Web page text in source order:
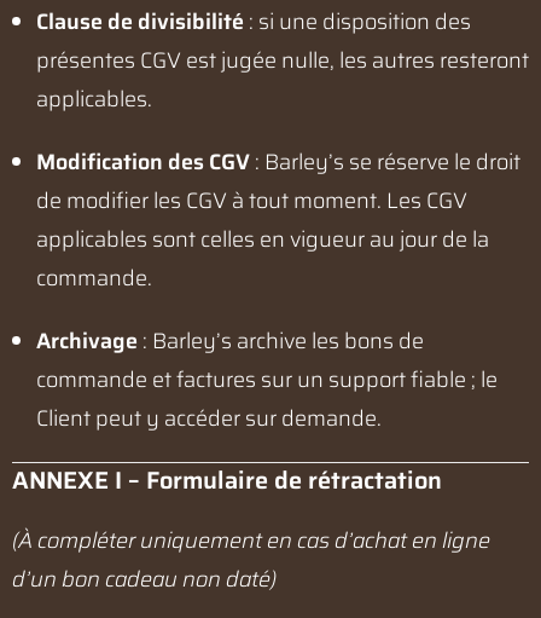
Clause de divisibilité : si une disposition des
présentes CGV est jugée nulle, les autres resteront
applicables.
Modification des CGV: Barley’s se réserve le droit
de modifier les CGV à tout moment. Les CGV
applicables sont celles en vigueur au jour de la
commande.
Archivage : Barley’s archive les bons de
commande et factures sur un support fiable ; le
Client peut y accéder sur demande.
ANNEXE I – Formulaire de rétractation
(À compléter uniquement en cas d’achat en ligne
d’un bon cadeau non daté)